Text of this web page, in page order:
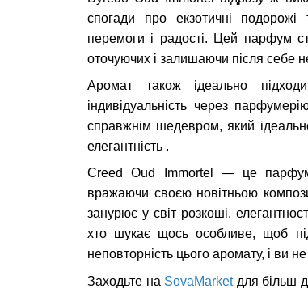
спогади про екзотичні подорожі
перемоги і радості. Цей парфум
оточуючих і залишаючи після себе
Аромат також ідеально
індивідуальність через
справжнім шедевром, який
елегантність .
Creed Oud Immortel — це парфум,
вражаючи своєю новітньою
занурює у світ розкоші,
хто шукає щось особливе, щоб
неповторність цього аромату, і ви
Заходьте на SovaMarketдля більш